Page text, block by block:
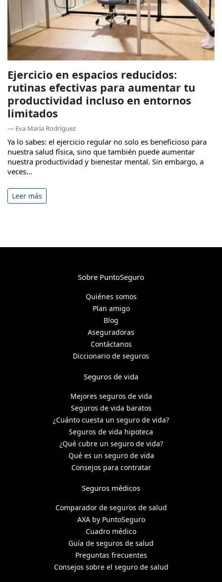
Ejercicio en espacios reducidos:
rutinas efectivas para aumentar tu
productividad incluso en entornos
limitados
— Eva María Rodríguez
Ya lo sabes: el ejercicio regular no solo es beneficioso para
nuestra salud física, sino que también puede aumentar
nuestra productividad y bienestar mental. Sin embargo, a
veces...
Leer más
Sobre PuntoSeguro
Quiénes somos
Plan amigo
Blog
Aseguradoras
Contáctanos
Diccionario de seguros
Seguros de vida
Mejores seguros de vida
Seguros de vida baratos
¿Cuánto cuesta un seguro de vida?
Seguros de vida hipoteca
¿Qué cubre un seguro de vida?
Qué es un seguro de vida
Consejos para contratar
Seguros médicos
Comparador de seguros de salud
AXA by PuntoSeguro
Cuadro médico
Guía de seguros de salud
Preguntas frecuentes
Consejos sobre el seguro de salud